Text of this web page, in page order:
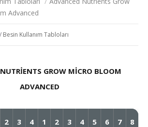
Advanced
/ Besin Kullanım Tabloları
GROW MICRO BLOOM
ADVANCED
2 3 4 1 2 3 4 5 6 7 8